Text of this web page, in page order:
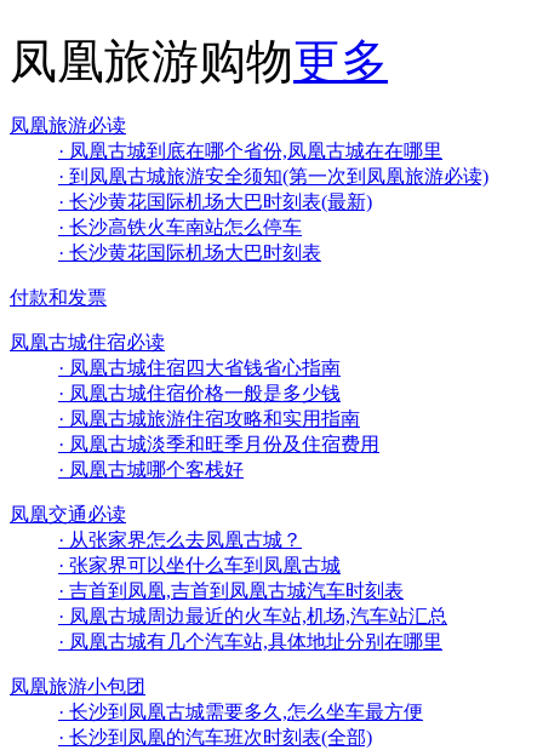
凤凰旅游购物更多
凤凰旅游必读
· 凤凰古城到底在哪个省份,凤凰古城在在哪里
· 到凤凰古城旅游安全须知(第一次到凤凰旅游必读)
· 长沙黄花国际机场大巴时刻表(最新)
· 长沙高铁火车南站怎么停车
· 长沙黄花国际机场大巴时刻表
付款和发票
凤凰古城住宿必读
· 凤凰古城住宿四大省钱省心指南
· 凤凰古城住宿价格一般是多少钱
· 凤凰古城旅游住宿攻略和实用指南
· 凤凰古城淡季和旺季月份及住宿费用
· 凤凰古城哪个客栈好
凤凰交通必读
· 从张家界怎么去凤凰古城？
· 张家界可以坐什么车到凤凰古城
· 吉首到凤凰,吉首到凤凰古城汽车时刻表
· 凤凰古城周边最近的火车站,机场,汽车站汇总
· 凤凰古城有几个汽车站,具体地址分别在哪里
凤凰旅游小包团
· 长沙到凤凰古城需要多久,怎么坐车最方便
· 长沙到凤凰的汽车班次时刻表(全部)